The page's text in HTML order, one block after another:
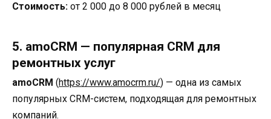
Стоимость: от 2 000 до 8 000 рублей в месяц
5. amoCRM — популярная CRM для
ремонтных услуг
amoCRM (https://www.amocrm.ru/) — одна из самых
популярных CRM-систем, подходящая для ремонтных
компаний.